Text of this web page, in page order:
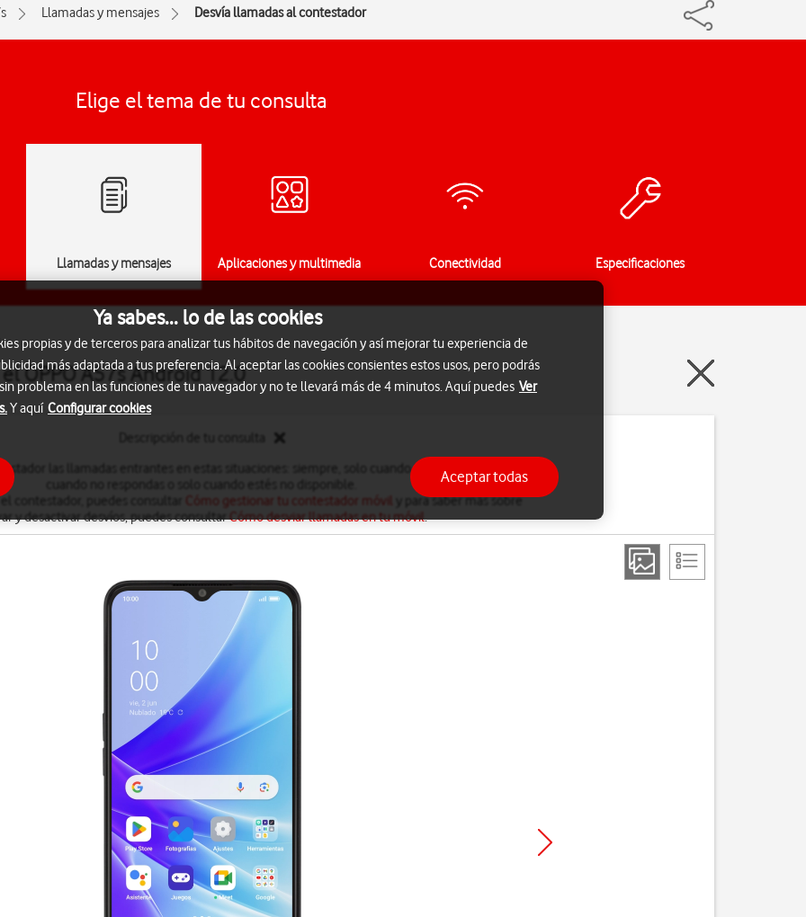
Llamadas y mensajes Desvía llamadas al contestador
Elige el tema de tu consulta
Llamadas y mensajes Aplicaciones y multimedia Conectividad Especificaciones
OPPO A57s Android 12.0
las llamadas entrantes en estas situaciones: siempre, solo cuando estés ocupado, solo
contestador, puedes consultar
Cómo gestionar tu contestador móvil
y para saber más sobre
y desactivar desvíos, puedes consultarCómo desviar llamadas en tu móvil.
Ya sabes... lo de las cookies
propias y de terceros para analizar tus hábitos de navegación y así mejorar tu experiencia de
más adaptada a tus preferencia. Al aceptar las cookies consientes estos usos, pero podrás
problema en las funciones de tu navegador y no te llevará más de 4 minutos. Aquí puedes Ver
Y aquí Configurar cookies
Aceptar todas